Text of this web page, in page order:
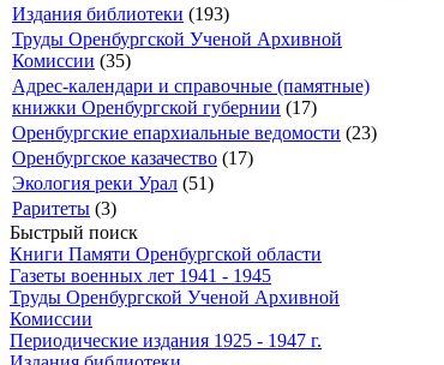
Издания библиотеки (193)
Труды Оренбургской Ученой Архивной
Комиссии (35)
Адрес-календари и справочные (памятные)
книжки Оренбургской губернии (17)
Оренбургские епархиальные ведомости (23)
Оренбургское казачество (17)
Экология реки Урал (51)
Раритеты (3)
Быстрый поиск
Книги Памяти Оренбургской области
Газеты военных лет 1941 - 1945
Труды Оренбургской Ученой Архивной
Комиссии
Периодические издания 1925 - 1947 г.